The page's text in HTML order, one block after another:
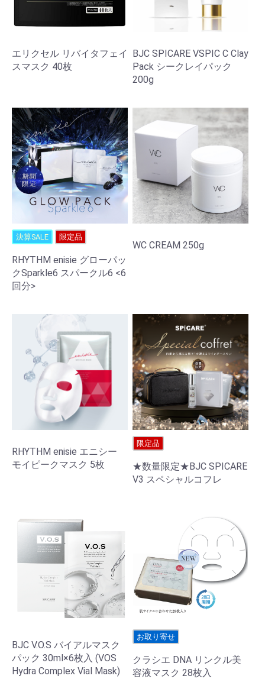
エリクセル リバイタフェイ
スマスク 40枚
BJC SPICARE VSPIC C Clay
Pack シークレイパック
200g
決算SALE 限定品
RHYTHM enisie グローパッ
クSparkle6 スパークル6 <6
回分>
WC CREAM 250g
RHYTHM enisie エニシー
モイピークマスク 5枚
限定品
★数量限定★BJC SPICARE
V3 スペシャルコフレ
BJC V.O.S バイアルマスク
パック 30ml×6枚入 (VOS
Hydra Complex Vial Mask)
お取り寄せ
クラシエ DNA リンクル美
容液マスク 28枚入